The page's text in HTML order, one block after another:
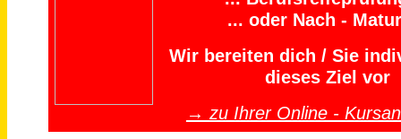
... oder Nach -
Wir bereiten dich / Sie
dieses Ziel vor
→ zu Ihrer Online -